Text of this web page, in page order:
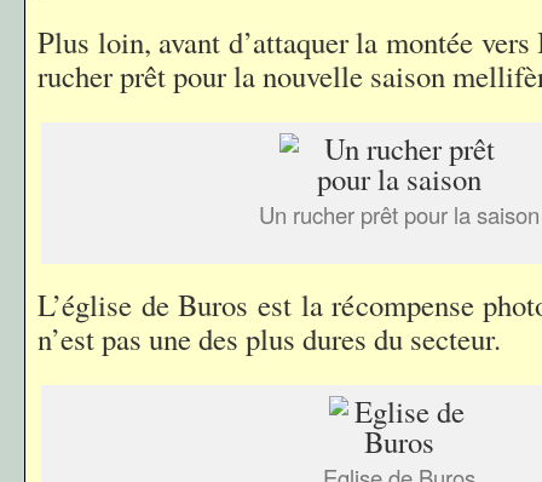
Plus loin, avant d’attaquer la montée
rucher prêt pour la nouvelle saison
Un rucher prêt pour la saison
L’église de Buros est la récompense
n’est pas une des plus dures du secteur.